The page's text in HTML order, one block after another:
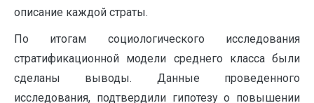
описание каждой страты.
По итогам социологического исследования
стратификационной модели среднего класса были
сделаны выводы. Данные проведенного
исследования, подтвердили гипотезу о повышении